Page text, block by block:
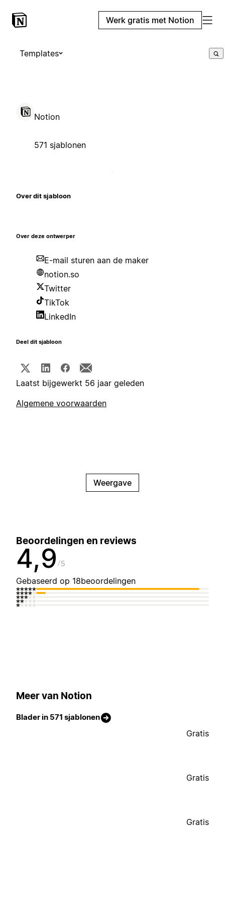
Werk gratis met Notion
Templates
Notion
571 sjablonen
Over dit sjabloon
Over deze ontwerper
E-mail sturen aan de maker
notion.so
Twitter
TikTok
LinkedIn
Deel dit sjabloon
Laatst bijgewerkt 56 jaar geleden
Algemene voorwaarden
Weergave
Beoordelingen en reviews
4,9 5
Gebaseerd op 18beoordelingen
Meer van Notion
Blader in 571 sjablonen
Gratis
Gratis
Gratis